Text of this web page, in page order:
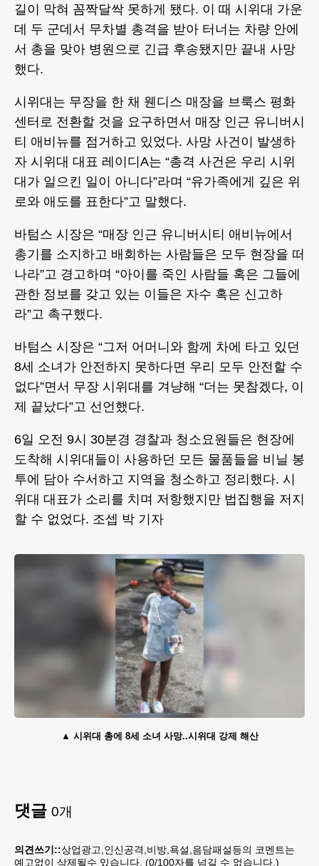
길이 막혀 꼼짝달싹 못하게 됐다. 이 때 시위대 가운
데 두 군데서 무차별 총격을 받아 터너는 차량 안에
서 총을 맞아 병원으로 긴급 후송됐지만 끝내 사망
했다.
시위대는 무장을 한 채 웬디스 매장을 브룩스 평화
센터로 전환할 것을 요구하면서 매장 인근 유니버시
티 애비뉴를 점거하고 있었다. 사망 사건이 발생하
자 시위대 대표 레이디A는 “총격 사건은 우리 시위
대가 일으킨 일이 아니다”라며 “유가족에게 깊은 위
로와 애도를 표한다”고 말했다.
바텀스 시장은 “매장 인근 유니버시티 애비뉴에서
총기를 소지하고 배회하는 사람들은 모두 현장을 떠
나라”고 경고하며 “아이를 죽인 사람들 혹은 그들에
관한 정보를 갖고 있는 이들은 자수 혹은 신고하
라”고 촉구했다.
바텀스 시장은 “그저 어머니와 함께 차에 타고 있던
8세 소녀가 안전하지 못하다면 우리 모두 안전할 수
없다”면서 무장 시위대를 겨냥해 “더는 못참겠다, 이
제 끝났다”고 선언했다.
6일 오전 9시 30분경 경찰과 청소요원들은 현장에
도착해 시위대들이 사용하던 모든 물품들을 비닐 봉
투에 담아 수서하고 지역을 청소하고 정리했다. 시
위대 대표가 소리를 치며 저항했지만 법집행을 저지
할 수 없었다. 조셉 박 기자
시위대 총에 8세 소녀 사망..시위대 강제 해산
댓글 0개
의견쓰기::상업광고,인신공격,비방,욕설,음담패설등의 코멘트는
예고없이 삭제될수 있습니다. (0/100자를 넘길 수 없습니다.)